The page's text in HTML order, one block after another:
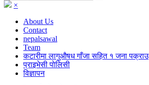
×
About Us
Contact
nepalsawal
Team
कटारीमा लागुऔषध गाँजा सहित १ जना पक्राउ
प्राइभेसी पोलिसी
विज्ञापन